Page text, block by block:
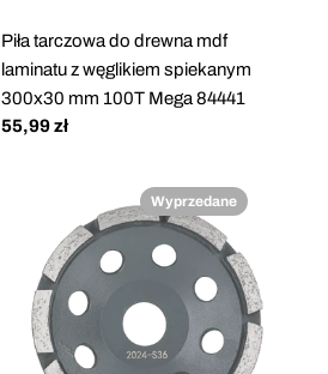
Piła tarczowa do drewna mdf
laminatu z węglikiem spiekanym
300x30 mm 100T Mega 84441
Cena
55,99 zł
Wyprzedane